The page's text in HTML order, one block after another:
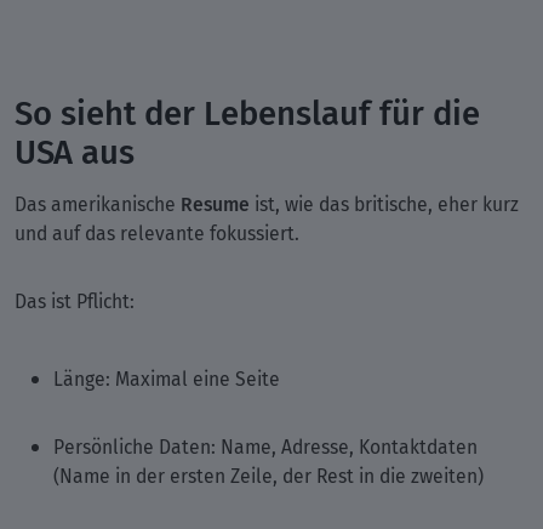
So sieht der Lebenslauf für die
USA aus
Das amerikanische Resume ist, wie das britische, eher kurz
und auf das relevante fokussiert.
Das ist Pflicht:
Länge: Maximal eine Seite
Persönliche Daten: Name, Adresse, Kontaktdaten
(Name in der ersten Zeile, der Rest in die zweiten)